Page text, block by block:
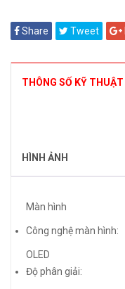
Share Tweet
THÔNG SỐ KỸ THUẬT
HÌNH ẢNH
Màn hình
Công nghệ màn hình:
OLED
Độ phân giải: